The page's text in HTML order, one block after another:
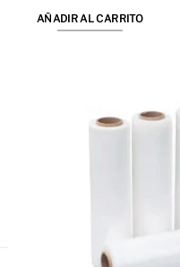
AÑADIR AL CARRITO